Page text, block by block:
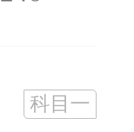
科目一